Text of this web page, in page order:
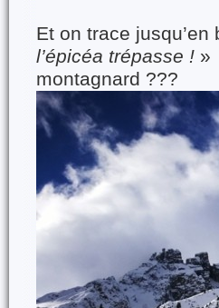
Et on trace jusqu’en
l’épicéa trépasse ! »
montagnard ???